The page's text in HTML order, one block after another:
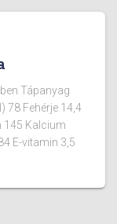
Tápanyag
78 Fehérje 14,4
145 Kalcium
E-vitamin 3,5